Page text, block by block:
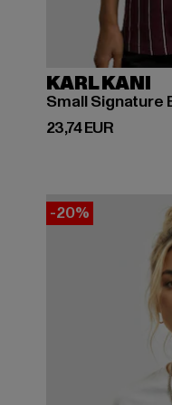
KARL KANI
Small Signature
23,74 EUR
Derzeitiger Preis:
-20%